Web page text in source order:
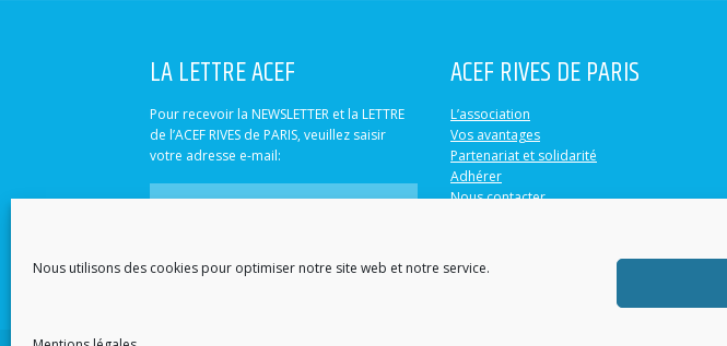
Nous utilisons des cookies pour optimiser notre site web et notre service.
LA LETTRE ACEF
Pour recevoir la NEWSLETTER et la LETTRE
de l’ACEF RIVES de PARIS, veuillez saisir
votre adresse e-mail:
S'abonner
ACEF RIVES DE PARIS
L’association
Vos avantages
Partenariat et solidarité
Adhérer
Nous contacter